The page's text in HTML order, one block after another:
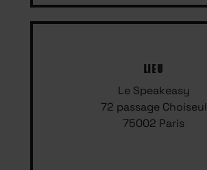
LIEU
Le Speakeasy
72 passage Choiseul
75002 Paris